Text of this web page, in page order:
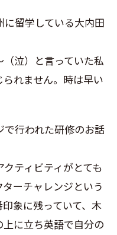
留学している大内田
泣）と言っていた私
れません。時は早い
行われた研修のお話
ティビティがとても
ーチャレンジという
象に残っていて、木
に立ち英語で自分の